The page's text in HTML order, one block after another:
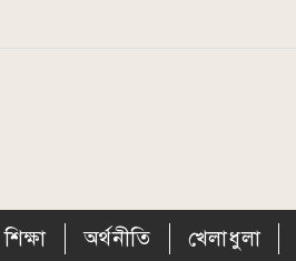
শিক্ষা অর্থনীতি খেলাধুলা